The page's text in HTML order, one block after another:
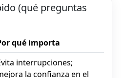
(qué preguntas
qué importa
interrupciones;
la confianza en el